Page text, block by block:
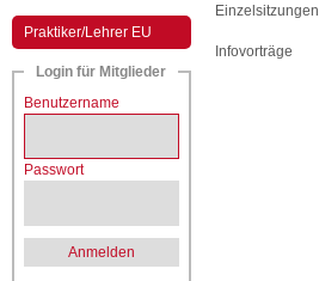
Praktiker/Lehrer EU
Login für Mitglieder
Benutzername
Passwort
Anmelden
Einzelsitzungen
Infovorträge